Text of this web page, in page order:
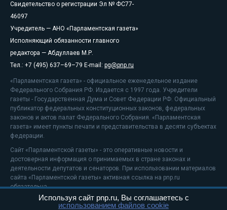
Свидетельство о регистрации Эл № ФС77-
46097
Учредитель — АНО «Парламентская газета»
Исполняющий обязанности главного
редактора — Абдуллаев М.Р.
Тел.: +7 (495) 637–69–79 E-mail: pg@pnp.ru
«Парламентская газета» - официальное еженедельное издание
Федерального Собрания РФ. Издается с 1997 года. Учредители
газеты - Государственная Дума и Совет Федерации РФ. Официальный
публикатор федеральных конституционных законов, федеральных
законов и актов палат Федерального Собрания. «Парламентская
газета» имеет пункты печати и представительства в десяти субъектах
федерации.
Сайт «Парламентской газеты» - это оперативные новости и
достоверная информация о принимаемых в стране законах и
деятельности депутатов и сенаторов. При использовании материалов
сайта «Парламентской газеты» активная ссылка на pnp.ru
обязательна.
На информационном ресурсе применяютсярекомендательные
Используя сайт pnp.ru, Вы соглашаетесь с
использованием файлов cookie